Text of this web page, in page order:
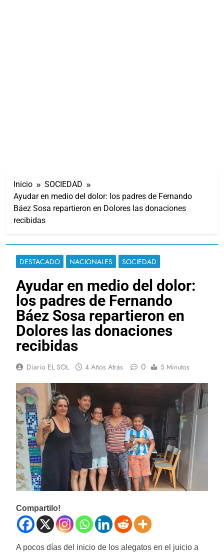
Inicio
SOCIEDAD
Ayudar en medio del dolor: los padres de Fernando
Báez Sosa repartieron en Dolores las donaciones
recibidas
DESTACADO NACIONALES SOCIEDAD
Ayudar en medio del dolor:
los padres de Fernando
Báez Sosa repartieron en
Dolores las donaciones
recibidas
Diario EL SOL 4 Años Atrás 0 5 Minutos
Compartilo!
A pocos días del inicio de los alegatos en el juicio a